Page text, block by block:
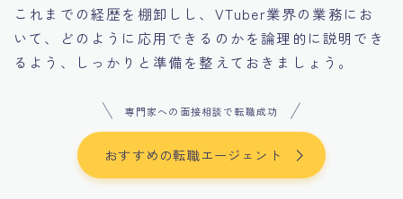
これまでの経歴を棚卸しし、VTuber業界の業務にお
いて、どのように応用できるのかを論理的に説明でき
るよう、しっかりと準備を整えておきましょう。
専門家への面接相談で転職成功
おすすめの転職エージェント